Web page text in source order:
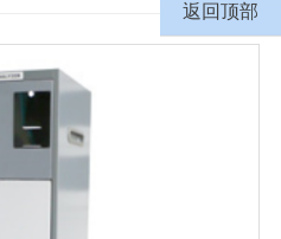
返回顶部